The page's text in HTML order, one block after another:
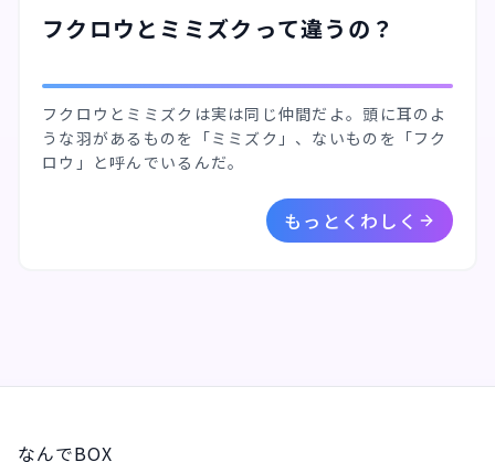
フクロウとミミズクって違うの？
フクロウとミミズクは実は同じ仲間だよ。頭に耳のよ
うな羽があるものを「ミミズク」、ないものを「フク
ロウ」と呼んでいるんだ。
もっとくわしく
なんでBOX